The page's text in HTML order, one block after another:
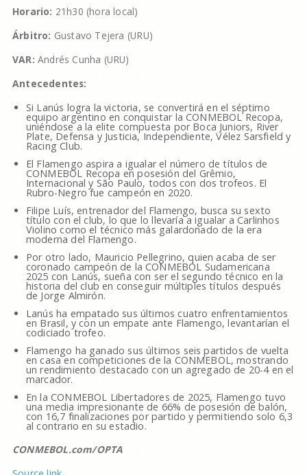
Horario: 21h30 (hora local)
Árbitro: Gustavo Tejera (URU)
VAR: Andrés Cunha (URU)
Antecedentes:
Si Lanús logra la victoria, se convertirá en el séptimo
equipo argentino en conquistar la CONMEBOL Recopa,
uniéndose a la elite compuesta por Boca Juniors, River
Plate, Defensa y Justicia, Independiente, Vélez Sarsfield y
Racing Club.
El Flamengo aspira a igualar el número de títulos de
CONMEBOL Recopa en posesión del Grêmio,
Internacional y São Paulo, todos con dos trofeos. El
Rubro-Negro fue campeón en 2020.
Filipe Luís, entrenador del Flamengo, busca su sexto
título con el club, lo que lo llevaría a igualar a Carlinhos
Violino como el técnico más galardonado de la era
moderna del Flamengo.
Por otro lado, Mauricio Pellegrino, quien acaba de ser
coronado campeón de la CONMEBOL Sudamericana
2025 con Lanús, sueña con ser el segundo técnico en la
historia del club en conseguir múltiples títulos después
de Jorge Almirón.
Lanús ha empatado sus últimos cuatro enfrentamientos
en Brasil, y con un empate ante Flamengo, levantarían el
codiciado trofeo.
Flamengo ha ganado sus últimos seis partidos de vuelta
en casa en competiciones de la CONMEBOL, mostrando
un rendimiento destacado con un agregado de 20-4 en el
marcador.
En la CONMEBOL Libertadores de 2025, Flamengo tuvo
una media impresionante de 66% de posesión de balón,
con 16,7 finalizaciones por partido y permitiendo solo 6,3
al contrario en su estadio.
CONMEBOL.com/OPTA